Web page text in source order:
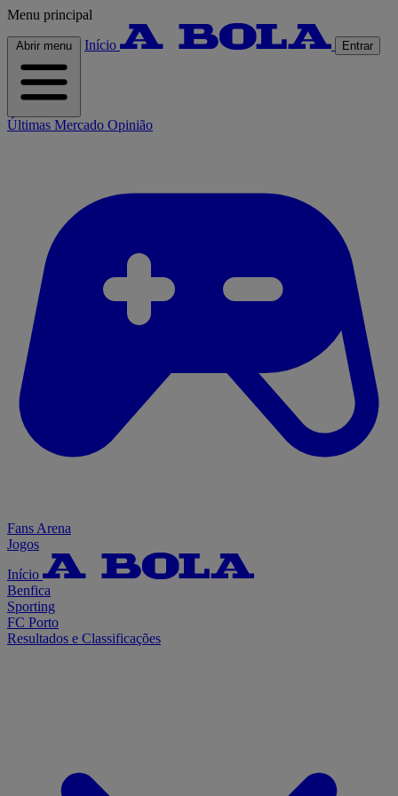
Menu principal
Abrir menu Início Entrar
Últimas Mercado Opinião
Fans Arena
Jogos
Início
Benfica
Sporting
FC Porto
Resultados e Classificações